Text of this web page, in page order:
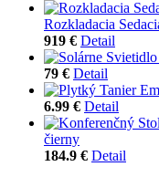
Rozkladacia
919 € Detail
79 € Detail
6.99 € Detail
čierny
184.9 € Detail